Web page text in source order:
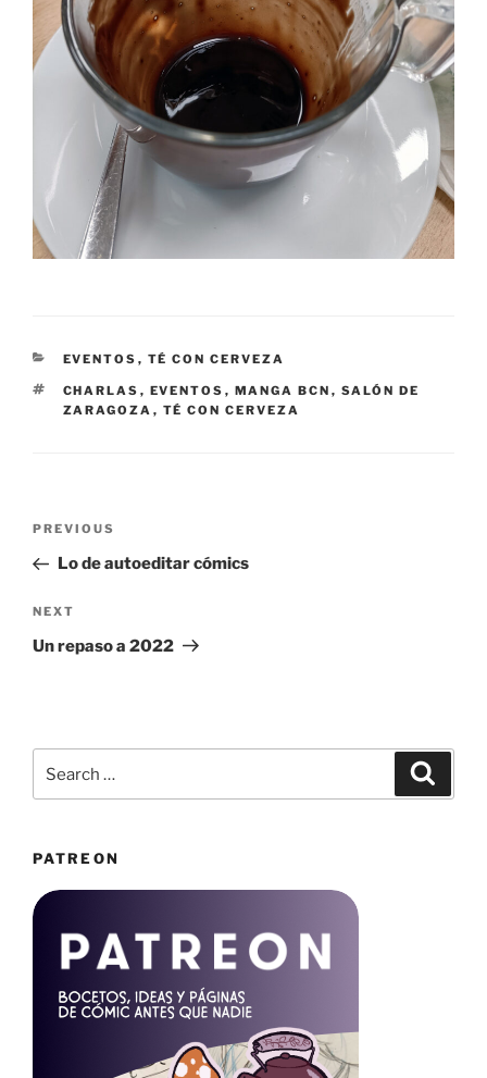
CATEGORIES
EVENTOS , TÉ CON CERVEZA
TAGS
CHARLAS , EVENTOS , MANGA BCN , SALÓN DE
ZARAGOZA , TÉ CON CERVEZA
Previous
Post
PREVIOUS
Lo de autoeditar cómics
Next
Post
NEXT
Un repaso a 2022
for:
PATREON